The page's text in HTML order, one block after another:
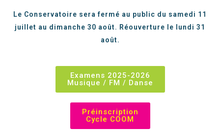
Le Conservatoire sera fermé au public du samedi 11
juillet au dimanche 30 août. Réouverture le lundi 31
août.
Examens 2025-2026
Musique / FM / Danse
Préinscription
Cycle COOM